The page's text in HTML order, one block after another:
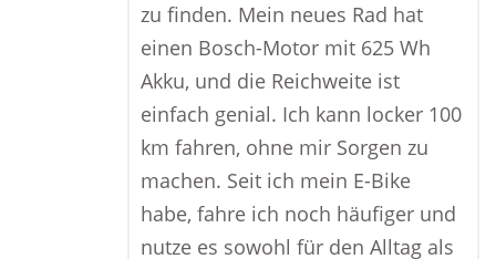
zu finden. Mein neues Rad hat
einen Bosch-Motor mit 625 Wh
Akku, und die Reichweite ist
einfach genial. Ich kann locker 100
km fahren, ohne mir Sorgen zu
machen. Seit ich mein E-Bike
habe, fahre ich noch häufiger und
nutze es sowohl für den Alltag als